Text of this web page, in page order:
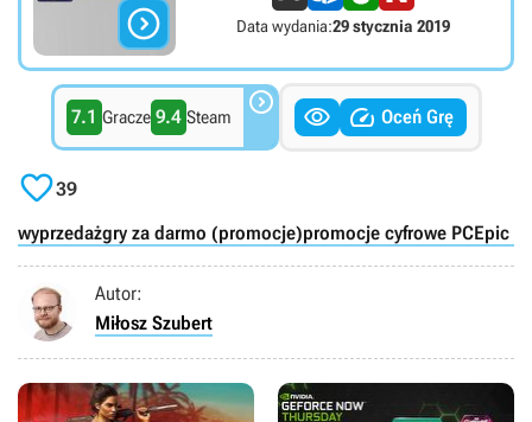
 Data wydania:29 stycznia 2019
7.1 Gracze 9.4 Steam    Oceń Grę
39
wyprzedażgry za darmo (promocje)promocje cyfrowe PCEpic
Autor:
Miłosz Szubert